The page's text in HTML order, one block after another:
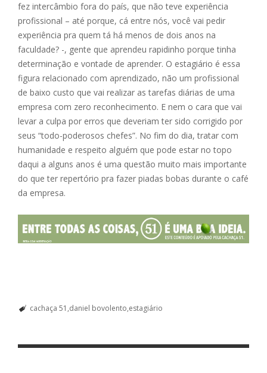
fez intercâmbio fora do país, que não teve experiência
profissional – até porque, cá entre nós, você vai pedir
experiência pra quem tá há menos de dois anos na
faculdade? -, gente que aprendeu rapidinho porque tinha
determinação e vontade de aprender. O estagiário é essa
figura relacionado com aprendizado, não um profissional
de baixo custo que vai realizar as tarefas diárias de uma
empresa com zero reconhecimento. E nem o cara que vai
levar a culpa por erros que deveriam ter sido corrigido por
seus “todo-poderosos chefes”. No fim do dia, tratar com
humanidade e respeito alguém que pode estar no topo
daqui a alguns anos é uma questão muito mais importante
do que ter repertório pra fazer piadas bobas durante o café
da empresa.
cachaça 51 daniel bovolento estagiário